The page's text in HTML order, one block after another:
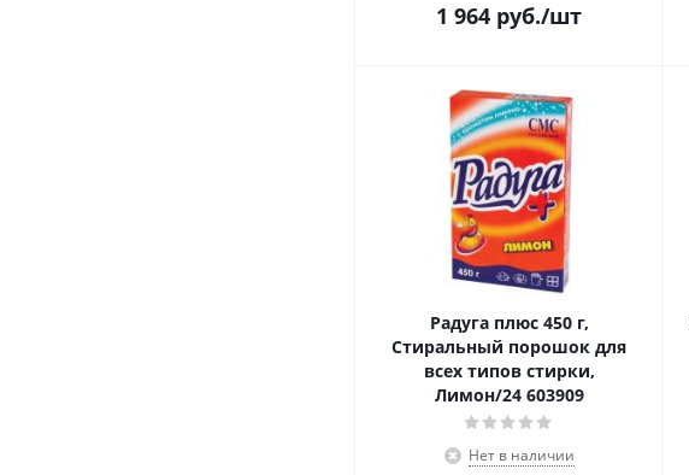
1 964 руб./шт
Радуга плюс 450 г,
Стиральный порошок для
всех типов стирки,
Лимон/24 603909
Нет в наличии